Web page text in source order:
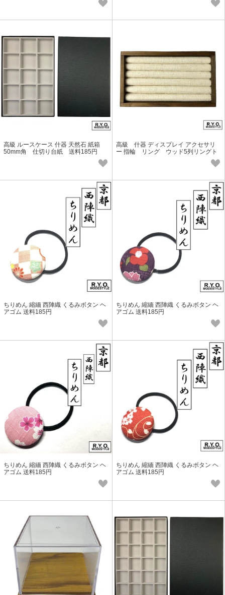
高級 ルースケース 什器 天然石 紙箱
50mm角 仕切り台紙 送料185円
高級 什器 ディスプレイ アクセサリ
ー 指輪 リング ウッド5列リングト
ちりめん 縮緬 西陣織 くるみボタン ヘ
アゴム 送料185円
ちりめん 縮緬 西陣織 くるみボタン ヘ
アゴム 送料185円
ちりめん 縮緬 西陣織 くるみボタン ヘ
アゴム 送料185円
ちりめん 縮緬 西陣織 くるみボタン ヘ
アゴム 送料185円